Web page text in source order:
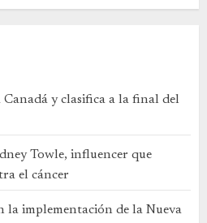
y clasifica a la final del
Towle, influencer que
el cáncer
la implementación de la Nueva